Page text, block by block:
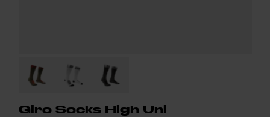
Giro Socks High Uni